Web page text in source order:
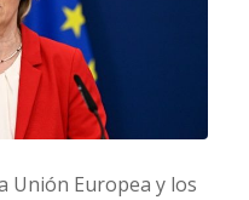
Unión Europea y los